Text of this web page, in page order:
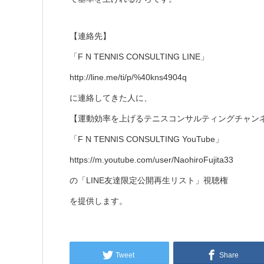
【連絡先】
「F N TENNIS CONSULTING LINE」
http://line.me/ti/p/%40kns4904q
に連絡してきた人に、
【運動効率を上げるテニスコンサルティングチャン
「F N TENNIS CONSULTING YouTube」
https://m.youtube.com/user/NaohiroFujita33
の「LINE友達限定公開再生リスト」視聴権
を提供します。
Tweet Share